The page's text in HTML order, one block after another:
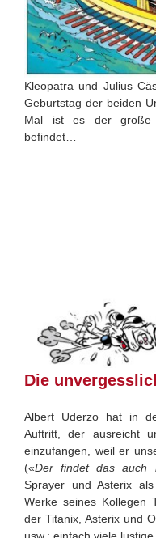
Kleopatra und Julius
Geburtstag der beiden
Mal ist es der große
befindet…
Die
Albert Uderzo hat in
Auftritt, der ausreicht
einzufangen, weil er
(«Der findet das auch
Sprayer und Asterix
Werke seines Kollegen
der Titanix, Asterix und